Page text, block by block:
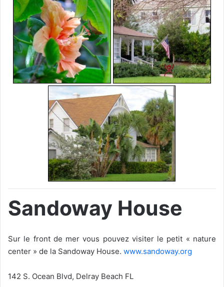
Sandoway House
Sur le front de mer vous pouvez visiter le petit « nature
center » de la Sandoway House. www.sandoway.org
142 S. Ocean Blvd, Delray Beach FL